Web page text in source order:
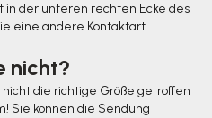
in der unteren rechten Ecke des
eine andere Kontaktart.
nicht?
die richtige Größe getroffen
Sie können die Sendung